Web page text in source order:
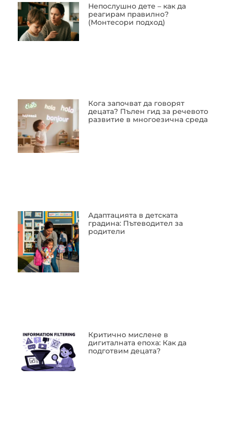
Непослушно дете – как да
реагирам правилно?
(Монтесори подход)
Кога започват да говорят
децата? Пълен гид за речевото
развитие в многоезична среда
Адаптацията в детската
градина: Пътеводител за
родители
Критично мислене в
дигиталната епоха: Как да
подготвим децата?